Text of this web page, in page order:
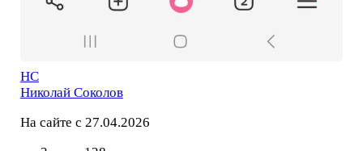
НС
Николай Соколов
На сайте с 27.04.2026